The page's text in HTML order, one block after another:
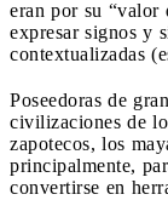
eran por su “valor
expresar signos y
contextualizadas
Poseedoras de
civilizaciones de
zapotecos, los
principalmente,
convertirse en